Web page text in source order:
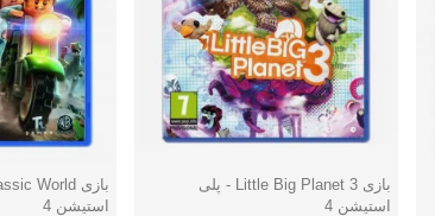
دوست داشتن
بازی Little Big Planet 3 - پلی
استیشن 4
دوست
استیشن 4